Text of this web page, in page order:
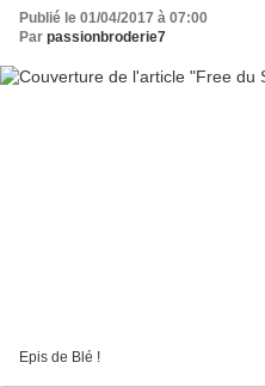
Publié le 01/04/2017 à 07:00
Par passionbroderie7
Epis de Blé !